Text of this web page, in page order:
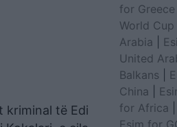
kriminal të Edi
for Greece
World
Arabia
United
Balkans
China
for Africa
Esim for